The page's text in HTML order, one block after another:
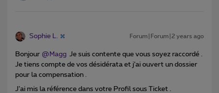
Sophie L. Forum|Forum|2 years ago
Bonjour @Magg Je suis contente que vous soyez raccordé .
Je tiens compte de vos désidérata et j’ai ouvert un dossier
pour la compensation .
J’ai mis la référence dans votre Profil sous Ticket .